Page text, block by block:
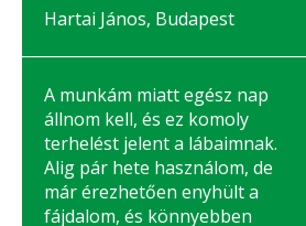
Hartai János, Budapest
A munkám miatt egész nap
állnom kell, és ez komoly
terhelést jelent a lábaimnak.
Alig pár hete használom, de
már érezhetően enyhült a
fájdalom, és könnyebben